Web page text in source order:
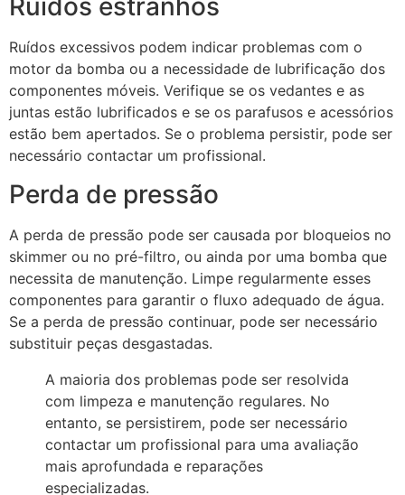
Ruídos estranhos
Ruídos excessivos podem indicar problemas com o
motor da bomba ou a necessidade de lubrificação dos
componentes móveis. Verifique se os vedantes e as
juntas estão lubrificados e se os parafusos e acessórios
estão bem apertados. Se o problema persistir, pode ser
necessário contactar um profissional.
Perda de pressão
A perda de pressão pode ser causada por bloqueios no
skimmer ou no pré-filtro, ou ainda por uma bomba que
necessita de manutenção. Limpe regularmente esses
componentes para garantir o fluxo adequado de água.
Se a perda de pressão continuar, pode ser necessário
substituir peças desgastadas.
A maioria dos problemas pode ser resolvida
com limpeza e manutenção regulares. No
entanto, se persistirem, pode ser necessário
contactar um profissional para uma avaliação
mais aprofundada e reparações
especializadas.